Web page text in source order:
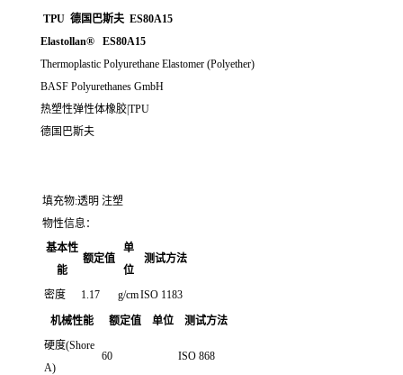
TPU 德国巴斯夫 ES80A15
Elastollan® ES80A15
Thermoplastic Polyurethane Elastomer (Polyether)
BASF Polyurethanes GmbH
热塑性弹性体橡胶|TPU
德国巴斯夫
填充物:透明 注塑
物性信息：
基本性
能
额定值
单
位
测试方法
密度 1.17 g/cmISO 1183
机械性能 额定值 单位
测试方法
硬度(Shore
A)
60 ISO 868